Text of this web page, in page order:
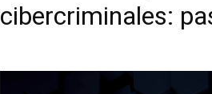
cibercriminales: